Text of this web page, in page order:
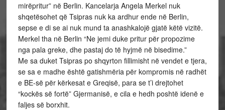
mirëpritur” në Berlin. Kancelarja Angela Merkel nuk
shqetësohet që Tsipras nuk ka ardhur ende në Berlin,
sepse e di se ai nuk mund ta anashkalojë gjatë këtë vizitë.
Merkel tha në Berlin “Ne jemi duke pritur për propozime
nga pala greke, dhe pastaj do të hyjmë në bisedime.”
Me sa duket Tsipras po shqyrton fillimisht në vendet e tjera,
se sa e madhe është gatishmëria për kompromis në radhët
e BE-së për kërkesat e Greqisë, para se t’i drejtohet
“kockës së fortë” Gjermanisë, e cila e hedh poshtë idenë e
faljes së borxhit.